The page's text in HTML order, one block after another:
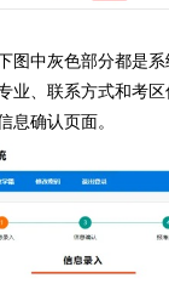
图中灰色部分都是
业、联系方式和考
息确认页面。